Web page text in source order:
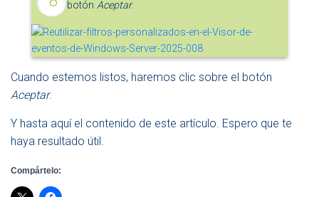
botónAceptar.
Cuando estemos listos, haremos clic sobre el botón
Aceptar.
Y hasta aquí el contenido de este artículo. Espero que te
haya resultado útil.
Compártelo: